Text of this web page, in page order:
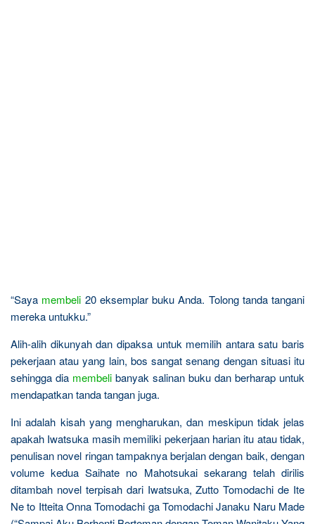
“Saya membeli 20 eksemplar buku Anda. Tolong tanda tangani
mereka untukku.”
Alih-alih dikunyah dan dipaksa untuk memilih antara satu baris
pekerjaan atau yang lain, bos sangat senang dengan situasi itu
sehingga dia membeli banyak salinan buku dan berharap untuk
mendapatkan tanda tangan juga.
Ini adalah kisah yang mengharukan, dan meskipun tidak jelas
apakah Iwatsuka masih memiliki pekerjaan harian itu atau tidak,
penulisan novel ringan tampaknya berjalan dengan baik, dengan
volume kedua Saihate no Mahotsukai sekarang telah dirilis
ditambah novel terpisah dari Iwatsuka, Zutto Tomodachi de Ite
Ne to Itteita Onna Tomodachi ga Tomodachi Janaku Naru Made